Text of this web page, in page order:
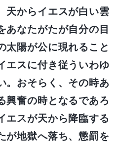
天からイエスが白い雲
あなたがたが自分の目
太陽が公に現れること
エスに付き従ういわゆ
。おそらく、その時あ
興奮の時となるであろ
エスが天から降臨する
が地獄へ落ち、懲罰を